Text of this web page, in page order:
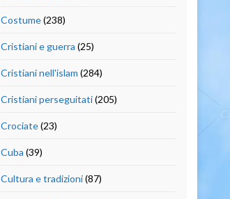
Costume(238)
Cristiani e guerra (25)
Cristiani nell'islam (284)
Cristiani perseguitati(205)
Crociate(23)
Cuba (39)
Cultura e tradizioni(87)